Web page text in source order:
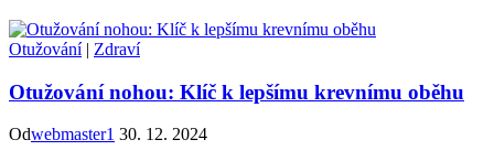
Otužování| Zdraví
Otužování nohou: Klíč k lepšímu krevnímu oběhu
Odwebmaster1 30. 12. 2024